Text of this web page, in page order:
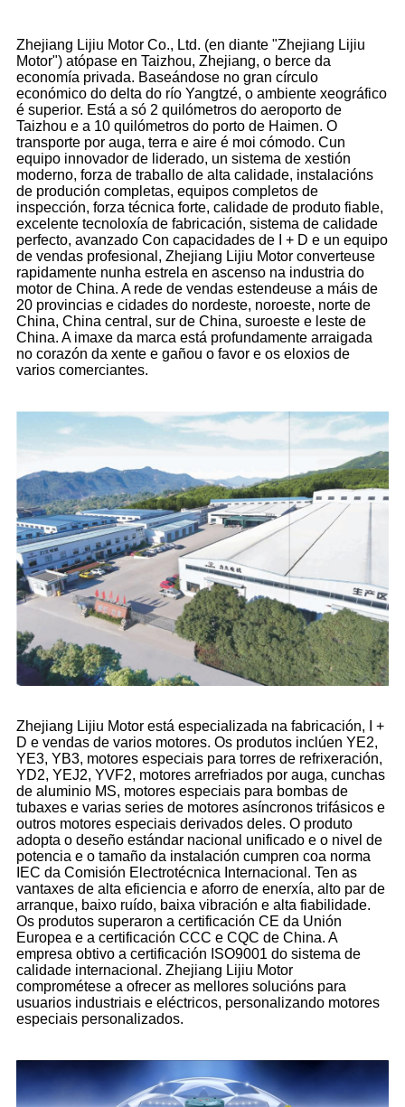
Zhejiang Lijiu Motor Co., Ltd. (en diante "Zhejiang Lijiu
Motor") atópase en Taizhou, Zhejiang, o berce da
economía privada. Baseándose no gran círculo
económico do delta do río Yangtzé, o ambiente xeográfico
é superior. Está a só 2 quilómetros do aeroporto de
Taizhou e a 10 quilómetros do porto de Haimen. O
transporte por auga, terra e aire é moi cómodo. Cun
equipo innovador de liderado, un sistema de xestión
moderno, forza de traballo de alta calidade, instalacións
de produción completas, equipos completos de
inspección, forza técnica forte, calidade de produto fiable,
excelente tecnoloxía de fabricación, sistema de calidade
perfecto, avanzado Con capacidades de I + D e un equipo
de vendas profesional, Zhejiang Lijiu Motor converteuse
rapidamente nunha estrela en ascenso na industria do
motor de China. A rede de vendas estendeuse a máis de
20 provincias e cidades do nordeste, noroeste, norte de
China, China central, sur de China, suroeste e leste de
China. A imaxe da marca está profundamente arraigada
no corazón da xente e gañou o favor e os eloxios de
varios comerciantes.
Zhejiang Lijiu Motor está especializada na fabricación, I +
D e vendas de varios motores. Os produtos inclúen YE2,
YE3, YB3, motores especiais para torres de refrixeración,
YD2, YEJ2, YVF2, motores arrefriados por auga, cunchas
de aluminio MS, motores especiais para bombas de
tubaxes e varias series de motores asíncronos trifásicos e
outros motores especiais derivados deles. O produto
adopta o deseño estándar nacional unificado e o nivel de
potencia e o tamaño da instalación cumpren coa norma
IEC da Comisión Electrotécnica Internacional. Ten as
vantaxes de alta eficiencia e aforro de enerxía, alto par de
arranque, baixo ruído, baixa vibración e alta fiabilidade.
Os produtos superaron a certificación CE da Unión
Europea e a certificación CCC e CQC de China. A
empresa obtivo a certificación ISO9001 do sistema de
calidade internacional. Zhejiang Lijiu Motor
comprométese a ofrecer as mellores solucións para
usuarios industriais e eléctricos, personalizando motores
especiais personalizados.